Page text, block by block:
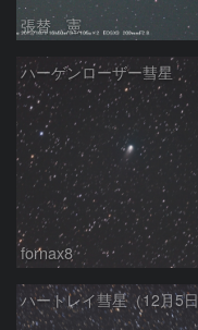
張替 憲
ハーゲンローザー彗星
fornax8